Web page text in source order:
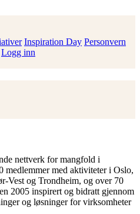
Inspiration Day Personvern
Logg inn
nettverk for mangfold i
medlemmer med aktiviteter i Oslo,
Vest og Trondheim, og over 70
2005 inspirert og bidratt gjennom
og løsninger for virksomheter